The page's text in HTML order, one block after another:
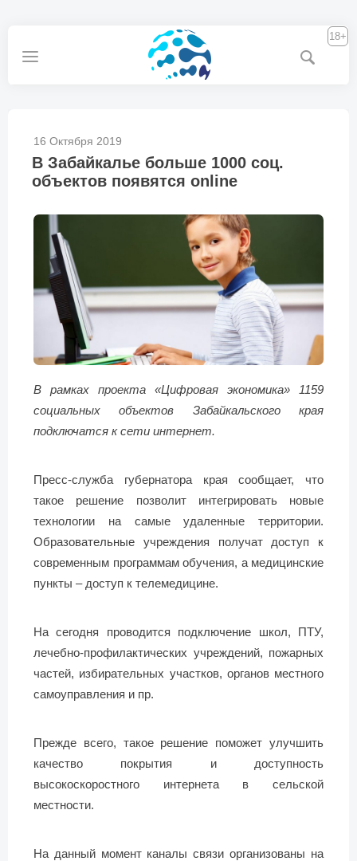
18+
16 Октября 2019
В Забайкалье больше 1000 соц.
объектов появятся online
В рамках проекта «Цифровая экономика» 1159
социальных объектов Забайкальского края
подключатся к сети интернет.
Пресс-служба губернатора края сообщает, что
такое решение позволит интегрировать новые
технологии на самые удаленные территории.
Образовательные учреждения получат доступ к
современным программам обучения, а медицинские
пункты – доступ к телемедицине.
На сегодня проводится подключение школ, ПТУ,
лечебно-профилактических учреждений, пожарных
частей, избирательных участков, органов местного
самоуправления и пр.
Прежде всего, такое решение поможет улучшить
качество покрытия и доступность
высокоскоростного интернета в сельской
местности.
На данный момент каналы связи организованы на